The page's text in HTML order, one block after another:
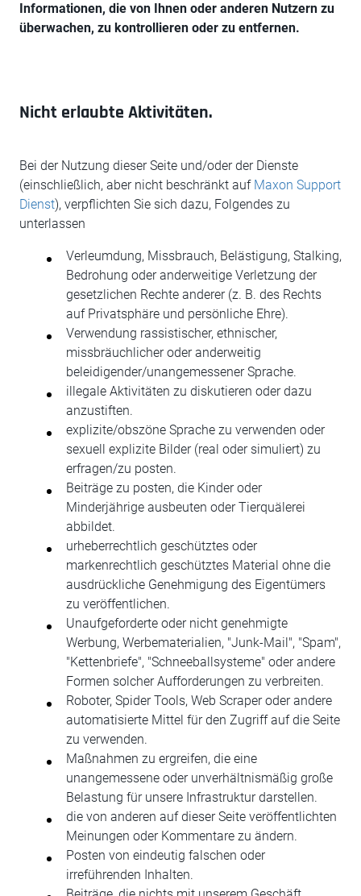
Informationen, die von Ihnen oder anderen Nutzern zu
überwachen, zu kontrollieren oder zu entfernen.
Nicht erlaubte Aktivitäten.
Bei der Nutzung dieser Seite und/oder der Dienste
(einschließlich, aber nicht beschränkt auf Maxon Support
Dienst), verpflichten Sie sich dazu, Folgendes zu
unterlassen
Verleumdung, Missbrauch, Belästigung, Stalking,
Bedrohung oder anderweitige Verletzung der
gesetzlichen Rechte anderer (z. B. des Rechts
auf Privatsphäre und persönliche Ehre).
Verwendung rassistischer, ethnischer,
missbräuchlicher oder anderweitig
beleidigender/unangemessener Sprache.
illegale Aktivitäten zu diskutieren oder dazu
anzustiften.
explizite/obszöne Sprache zu verwenden oder
sexuell explizite Bilder (real oder simuliert) zu
erfragen/zu posten.
Beiträge zu posten, die Kinder oder
Minderjährige ausbeuten oder Tierquälerei
abbildet.
urheberrechtlich geschütztes oder
markenrechtlich geschütztes Material ohne die
ausdrückliche Genehmigung des Eigentümers
zu veröffentlichen.
Unaufgeforderte oder nicht genehmigte
Werbung, Werbematerialien, "Junk-Mail", "Spam",
"Kettenbriefe", "Schneeballsysteme" oder andere
Formen solcher Aufforderungen zu verbreiten.
Roboter, Spider Tools, Web Scraper oder andere
automatisierte Mittel für den Zugriff auf die Seite
zu verwenden.
Maßnahmen zu ergreifen, die eine
unangemessene oder unverhältnismäßig große
Belastung für unsere Infrastruktur darstellen.
die von anderen auf dieser Seite veröffentlichten
Meinungen oder Kommentare zu ändern.
Posten von eindeutig falschen oder
irreführenden Inhalten.